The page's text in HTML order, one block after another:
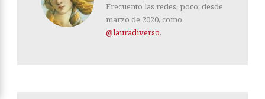
Frecuento las redes, poco, desde
marzo de 2020, como
@lauradiverso.